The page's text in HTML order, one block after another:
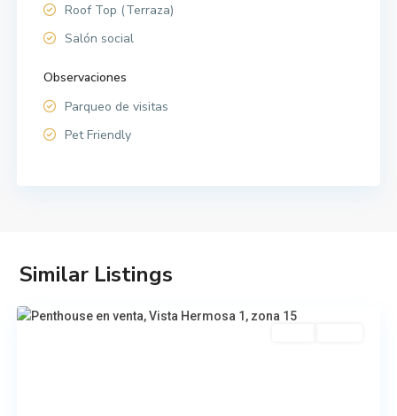
Roof Top (Terraza)
Salón social
Observaciones
Parqueo de visitas
Pet Friendly
Similar Listings
Zona